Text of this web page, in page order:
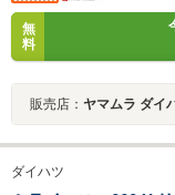
無
料
販売店： ヤマムラ ダイ
ダイハツ